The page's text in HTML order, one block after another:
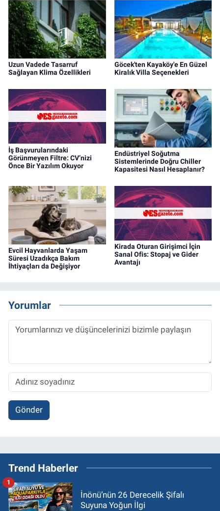
Uzun Vadede Tasarruf
Sağlayan Klima Özellikleri
Göcek'ten Kayaköy'e En Güzel
Kiralık Villa Seçenekleri
İş Başvurularındaki
Görünmeyen Filtre: CV’nizi
Önce Bir Yazılım Okuyor
Endüstriyel Soğutma
Sistemlerinde Doğru Chiller
Kapasitesi Nasıl Hesaplanır?
Evcil Hayvanlarda Yaşam
Süresi Uzadıkça Bakım
İhtiyaçları da Değişiyor
Kirada Oturan Girişimci İçin
Sanal Ofis: Stopaj ve Gider
Avantajı
Yorumlar
Gönder
Trend Haberler
İnönü’nün 26 Derecelik Şifalı
Suyuna Yoğun İlgi
1